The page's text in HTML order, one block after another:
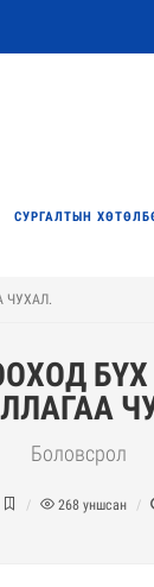
СУРГАЛТЫН
ЧУХАЛ.
Боловсрол
268 уншсан